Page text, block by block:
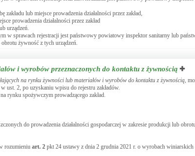
lub miejsce prowadzenia działalności przez zakład,
prowadzenia działalności przez zakład
urządzeń.
w sprawach rejestracji jest państwowy powiatowy inspektor sanitarny lub
żywność z tych urządzeń.
i wyrobów przeznaczonych do kontaktu z żywnością
na rynku żywności lub materiałów i wyrobów do kontaktu z żywnością,
ust. 2, po uzyskaniu wpisu do rejestru zakładów.
rynku spożywczym prowadzącego zakład.
do prowadzenia działalności gospodarczej w zakresie produkcji lub
rozumieniu art. 2 pkt 24 ustawy z dnia 2 grudnia 2021 r. o wyrobach